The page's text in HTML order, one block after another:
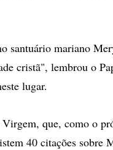
santuário mariano
cristã", lembrou o
lugar.
que, como o
40 citações sobre